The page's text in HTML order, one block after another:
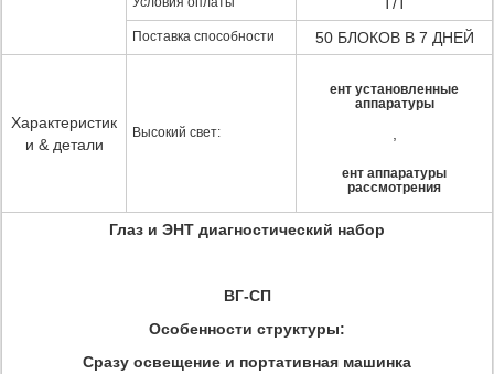
Поставка способности 50 БЛОКОВ В 7 ДНЕЙ
Характеристик
и & детали
Высокий свет:
ент установленные
аппаратуры
ент аппаратуры
рассмотрения
Глаз и ЭНТ диагностический набор
ВГ-СП
Особенности структуры:
Сразу освещение и портативная машинка